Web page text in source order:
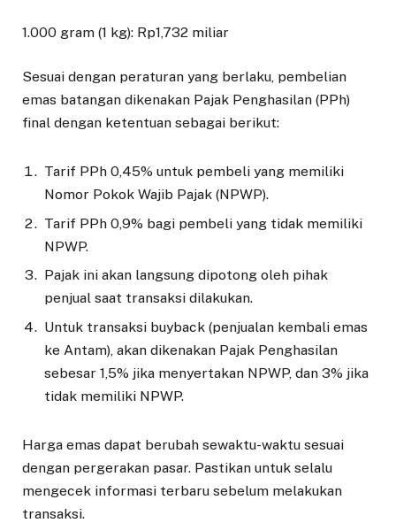
1.000 gram (1 kg): Rp1,732 miliar
Sesuai dengan peraturan yang berlaku, pembelian
emas batangan dikenakan Pajak Penghasilan (PPh)
final dengan ketentuan sebagai berikut:
Tarif PPh 0,45% untuk pembeli yang memiliki
Nomor Pokok Wajib Pajak (NPWP).
Tarif PPh 0,9% bagi pembeli yang tidak memiliki
NPWP.
Pajak ini akan langsung dipotong oleh pihak
penjual saat transaksi dilakukan.
Untuk transaksi buyback (penjualan kembali emas
ke Antam), akan dikenakan Pajak Penghasilan
sebesar 1,5% jika menyertakan NPWP, dan 3% jika
tidak memiliki NPWP.
Harga emas dapat berubah sewaktu-waktu sesuai
dengan pergerakan pasar. Pastikan untuk selalu
mengecek informasi terbaru sebelum melakukan
transaksi.